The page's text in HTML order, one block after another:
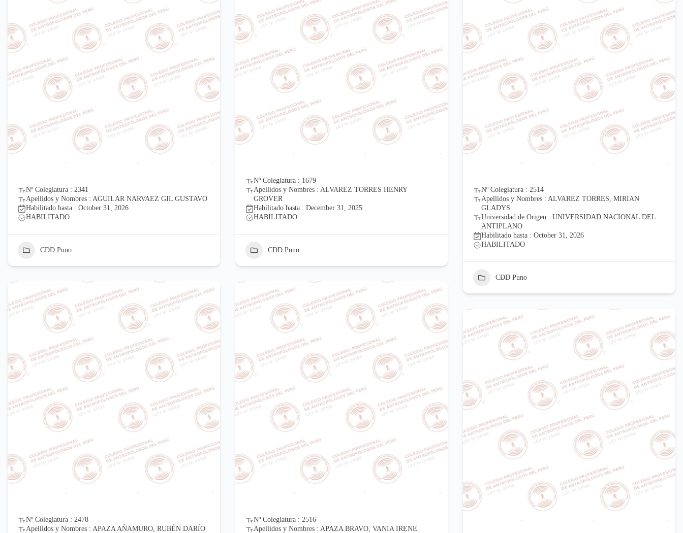
Nº Colegiatura : 2341
Apellidos y Nombres : AGUILAR NARVAEZ GIL GUSTAVO
Habilitado hasta : October 31, 2026
HABILITADO
CDD Puno
Nº Colegiatura : 1679
Apellidos y Nombres : ALVAREZ TORRES HENRY
GROVER
Habilitado hasta : December 31, 2025
HABILITADO
CDD Puno
Nº Colegiatura : 2514
Apellidos y Nombres : ALVAREZ TORRES, MIRIAN
GLADYS
Universidad de Origen : UNIVERSIDAD NACIONAL DEL
ANTIPLANO
Habilitado hasta : October 31, 2026
HABILITADO
CDD Puno
Nº Colegiatura : 2478
Apellidos y Nombres : APAZA AÑAMURO, RUBÉN DARÍO
Nº Colegiatura : 2516
Apellidos y Nombres : APAZA BRAVO, VANIA IRENE